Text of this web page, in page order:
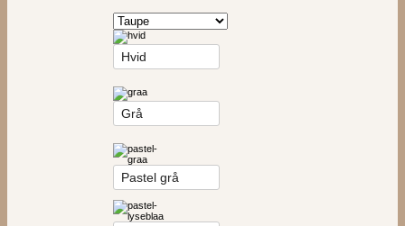
Hvid
Grå
Pastel grå